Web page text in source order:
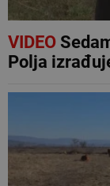
VIDEO
Polja